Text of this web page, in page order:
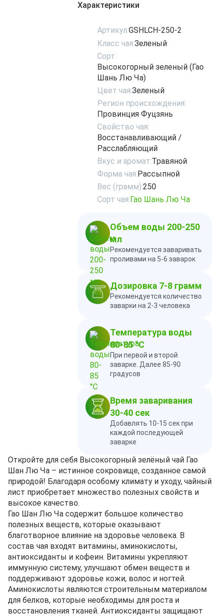
Характеристики
Артикул:GSHLCH-250-2
Класс чая:Зеленый
Сорт:
Высокогорный зеленый (Гао
Шань Лю Ча)
Цвет чая:Зеленый
Регион происхождения:
Провинция Фуцзянь
Свойство чая:
Восстанавливающий /
Расслабляющий
Вкус и аромат:Травяной
Форма чая:Рассыпной
Вес (грамм):250
Сорт чая:Гао Шань Лю Ча
Объем воды 200-250
мл
Рекомендуется заваривать
проливами на 5-6 заварок
Дозировка 7-8 грамм
Рекомендуется количество
заварки на 2-3 человека
Температура воды
80-85 °C
При первой и второй
заварке. Далее 85-90
градусов
Время заваривания
30-40 сек
Добавлять 10-15 сек при
каждой последующей
заварке
Откройте для себя Высокогорный зелёный чай Гао
Шан Лю Ча – истинное сокровище, созданное самой
природой! Благодаря особому климату и уходу, чайный
лист приобретает множество полезных свойств и
высокое качество.
Гао Шан Лю Ча содержит большое количество
полезных веществ, которые оказывают
благотворное влияние на здоровье человека. В
состав чая входят витамины, аминокислоты,
антиоксиданты и кофеин. Витамины укрепляют
иммунную систему, улучшают обмен веществ и
поддерживают здоровье кожи, волос и ногтей.
Аминокислоты являются строительным материалом
для белков, которые необходимы для роста и
восстановления тканей. Антиоксиданты защищают